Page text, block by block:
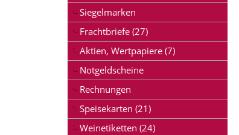
Siegelmarken
Frachtbriefe (27)
Aktien, Wertpapiere (7)
Notgeldscheine
Rechnungen
Speisekarten (21)
Weinetiketten (24)